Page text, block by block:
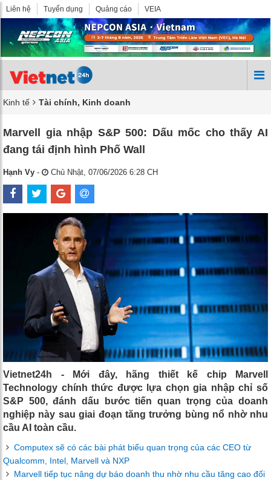
Liên hệ Tuyển dụng Quảng cáo VEIA
Kinh tế Tài chính, Kinh doanh
Marvell gia nhập S&P 500: Dấu mốc cho thấy AI
đang tái định hình Phố Wall
Hạnh Vy - Chủ Nhật, 07/06/2026 6:28 CH
Vietnet24h - Mới đây, hãng thiết kế chip Marvell
Technology chính thức được lựa chọn gia nhập chỉ số
S&P 500, đánh dấu bước tiến quan trọng của doanh
nghiệp này sau giai đoạn tăng trưởng bùng nổ nhờ nhu
cầu AI toàn cầu.
Computex sẽ có các bài phát biểu quan trọng của các CEO từ
Qualcomm, Intel, Marvell và NXP
Marvell tiếp tục nâng dự báo doanh thu nhờ nhu cầu tăng cao đối